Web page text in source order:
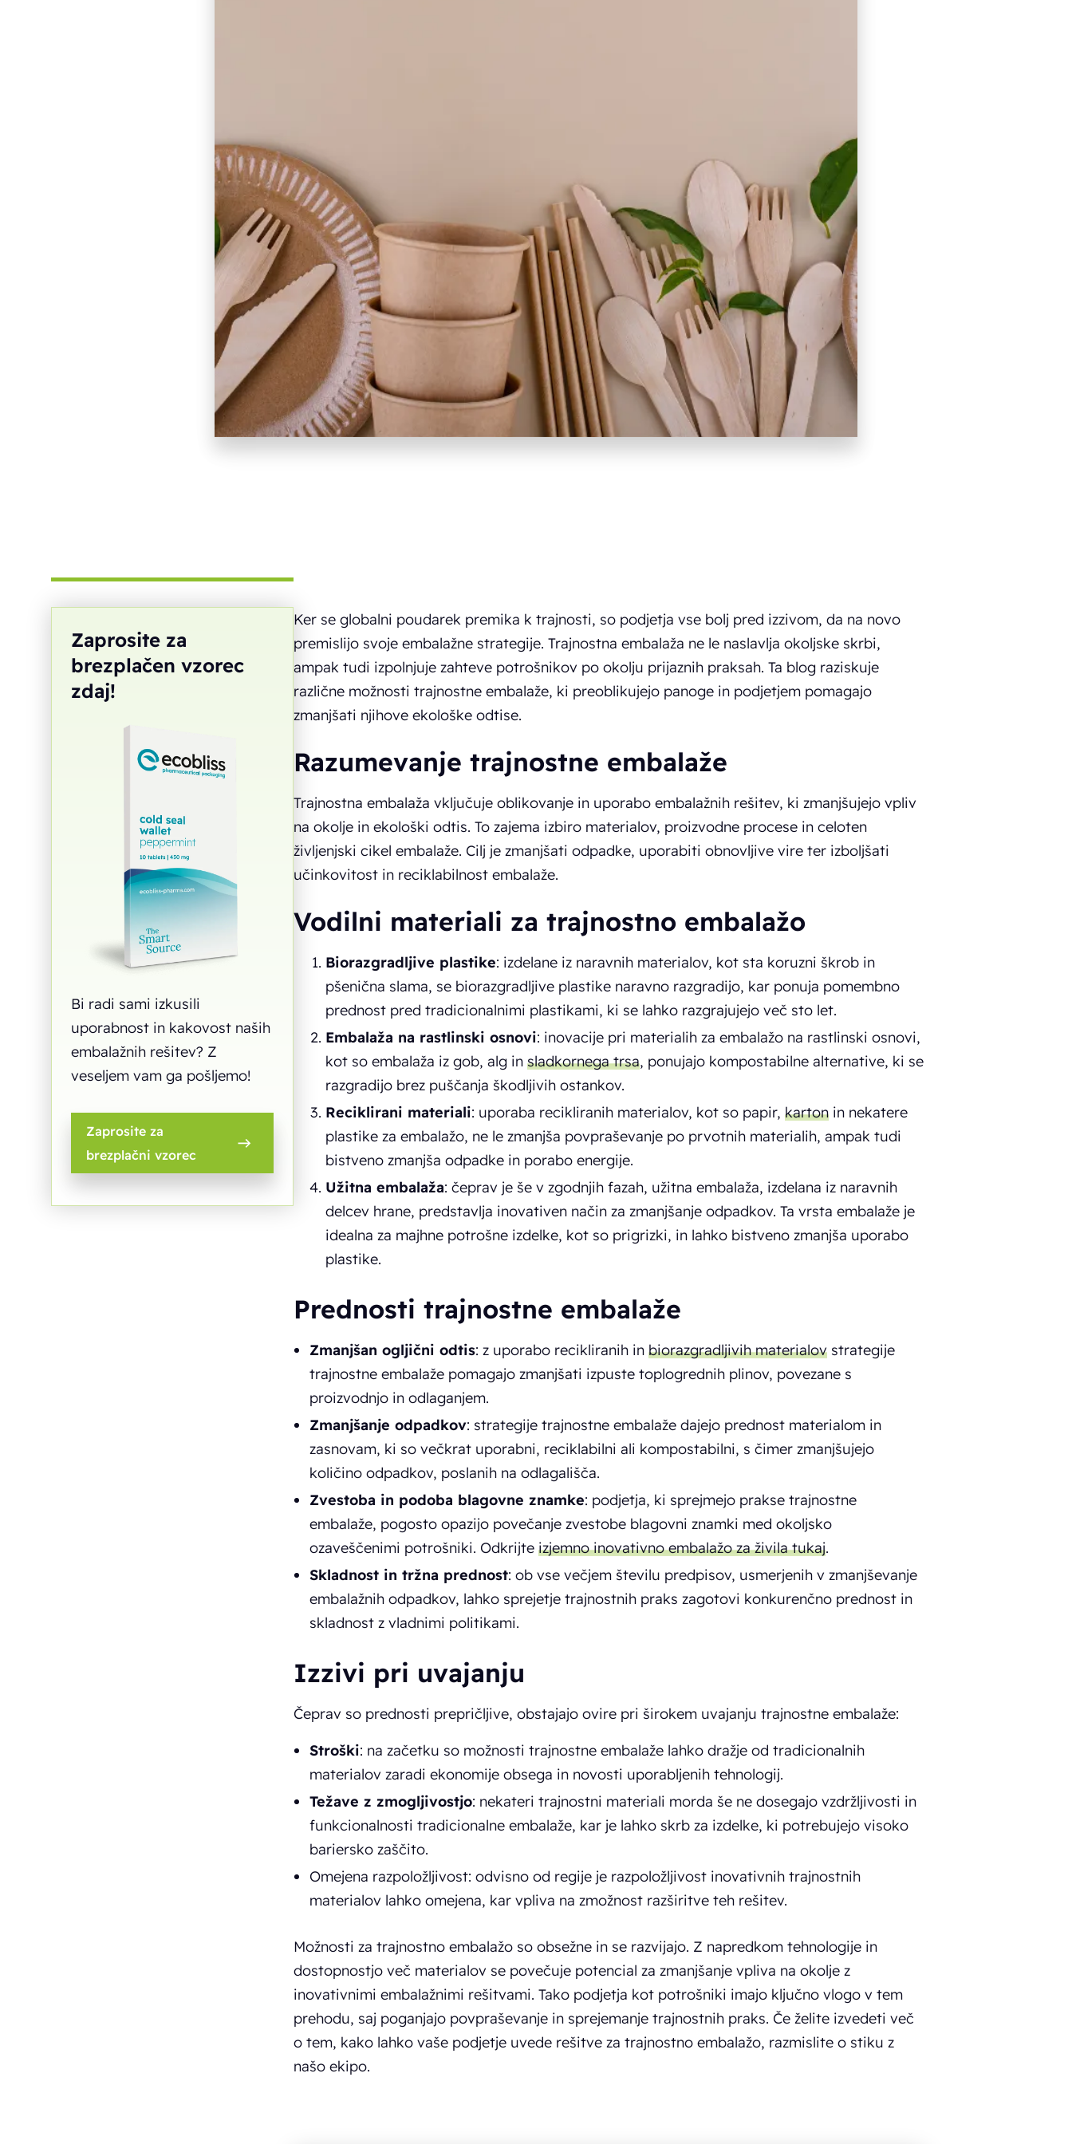
Zaprosite za
brezplačen vzorec
zdaj!
Bi radi sami izkusili
uporabnost in kakovost naših
embalažnih rešitev? Z
veseljem vam ga pošljemo!
Zaprosite za
brezplačni vzorec
Ker se globalni poudarek premika k trajnosti, so podjetja vse bolj pred izzivom, da na novo
premislijo svoje embalažne strategije. Trajnostna embalaža ne le naslavlja okoljske skrbi,
ampak tudi izpolnjuje zahteve potrošnikov po okolju prijaznih praksah. Ta blog raziskuje
različne možnosti trajnostne embalaže, ki preoblikujejo panoge in podjetjem pomagajo
zmanjšati njihove ekološke odtise.
Razumevanje trajnostne embalaže
Trajnostna embalaža vključuje oblikovanje in uporabo embalažnih rešitev, ki zmanjšujejo vpliv
na okolje in ekološki odtis. To zajema izbiro materialov, proizvodne procese in celoten
življenjski cikel embalaže. Cilj je zmanjšati odpadke, uporabiti obnovljive vire ter izboljšati
učinkovitost in reciklabilnost embalaže.
Vodilni materiali za trajnostno embalažo
Biorazgradljive plastike: izdelane iz naravnih materialov, kot sta koruzni škrob in
pšenična slama, se biorazgradljive plastike naravno razgradijo, kar ponuja pomembno
prednost pred tradicionalnimi plastikami, ki se lahko razgrajujejo več sto let.
Embalaža na rastlinski osnovi: inovacije pri materialih za embalažo na rastlinski osnovi,
kot so embalaža iz gob, alg in sladkornega trsa, ponujajo kompostabilne alternative, ki se
razgradijo brez puščanja škodljivih ostankov.
Reciklirani materiali: uporaba recikliranih materialov, kot so papir, karton in nekatere
plastike za embalažo, ne le zmanjša povpraševanje po prvotnih materialih, ampak tudi
bistveno zmanjša odpadke in porabo energije.
Užitna embalaža: čeprav je še v zgodnjih fazah, užitna embalaža, izdelana iz naravnih
delcev hrane, predstavlja inovativen način za zmanjšanje odpadkov. Ta vrsta embalaže je
idealna za majhne potrošne izdelke, kot so prigrizki, in lahko bistveno zmanjša uporabo
plastike.
Prednosti trajnostne embalaže
Zmanjšan ogljični odtis: z uporabo recikliranih in biorazgradljivih materialov strategije
trajnostne embalaže pomagajo zmanjšati izpuste toplogrednih plinov, povezane s
proizvodnjo in odlaganjem.
Zmanjšanje odpadkov: strategije trajnostne embalaže dajejo prednost materialom in
zasnovam, ki so večkrat uporabni, reciklabilni ali kompostabilni, s čimer zmanjšujejo
količino odpadkov, poslanih na odlagališča.
Zvestoba in podoba blagovne znamke: podjetja, ki sprejmejo prakse trajnostne
embalaže, pogosto opazijo povečanje zvestobe blagovni znamki med okoljsko
ozaveščenimi potrošniki. Odkrijte izjemno inovativno embalažo za živila tukaj.
Skladnost in tržna prednost: ob vse večjem številu predpisov, usmerjenih v zmanjševanje
embalažnih odpadkov, lahko sprejetje trajnostnih praks zagotovi konkurenčno prednost in
skladnost z vladnimi politikami.
Izzivi pri uvajanju
Čeprav so prednosti prepričljive, obstajajo ovire pri širokem uvajanju trajnostne embalaže:
Stroški: na začetku so možnosti trajnostne embalaže lahko dražje od tradicionalnih
materialov zaradi ekonomije obsega in novosti uporabljenih tehnologij.
Težave z zmogljivostjo: nekateri trajnostni materiali morda še ne dosegajo vzdržljivosti in
funkcionalnosti tradicionalne embalaže, kar je lahko skrb za izdelke, ki potrebujejo visoko
bariersko zaščito.
Omejena razpoložljivost: odvisno od regije je razpoložljivost inovativnih trajnostnih
materialov lahko omejena, kar vpliva na zmožnost razširitve teh rešitev.
Možnosti za trajnostno embalažo so obsežne in se razvijajo. Z napredkom tehnologije in
dostopnostjo več materialov se povečuje potencial za zmanjšanje vpliva na okolje z
inovativnimi embalažnimi rešitvami. Tako podjetja kot potrošniki imajo ključno vlogo v tem
prehodu, saj poganjajo povpraševanje in sprejemanje trajnostnih praks. Če želite izvedeti več
o tem, kako lahko vaše podjetje uvede rešitve za trajnostno embalažo, razmislite o stiku z
našo ekipo.